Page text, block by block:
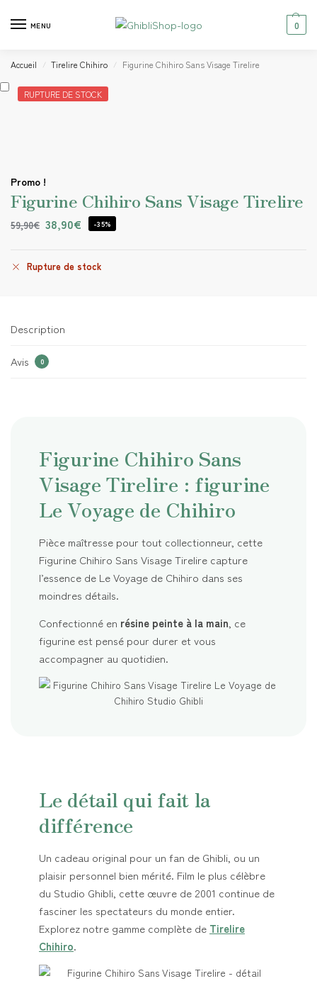
MENU 0
Accueil / Tirelire Chihiro / Figurine Chihiro Sans Visage Tirelire
RUPTURE DE STOCK
Promo !
Figurine Chihiro Sans Visage Tirelire
59,90€ 38,90€ -35%
Rupture de stock
Description
Avis 0
Figurine Chihiro Sans
Visage Tirelire : figurine
Le Voyage de Chihiro
Pièce maîtresse pour tout collectionneur, cette
Figurine Chihiro Sans Visage Tirelire capture
l’essence de Le Voyage de Chihiro dans ses
moindres détails.
Confectionné en résine peinte à la main , ce
figurine est pensé pour durer et vous
accompagner au quotidien.
Le détail qui fait la
différence
Un cadeau original pour un fan de Ghibli, ou un
plaisir personnel bien mérité. Film le plus célèbre
du Studio Ghibli, cette œuvre de 2001 continue de
fasciner les spectateurs du monde entier.
Explorez notre gamme complète de Tirelire
Chihiro.